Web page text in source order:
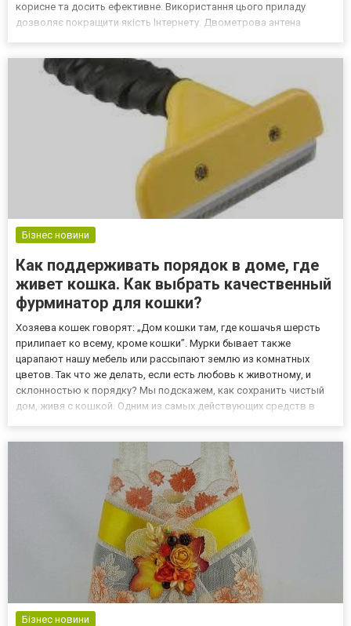
корисне та досить ефективне. Використання цього приладу
дозволяє покращити якість Інтернету. Двометрова антена
Бізнес новини
Как поддерживать порядок в доме, где
живет кошка. Как выбрать качественный
фурминатор для кошки?
Хозяева кошек говорят: „Дом кошки там, где кошачья шерсть
прилипает ко всему, кроме кошки”. Мурки бывает также
царапают нашу мебель или рассыпают землю из комнатных
цветов. Так что же делать, если есть любовь к животному, и
склонностью к порядку? Мы подскажем, как сохранить чистый
дом, живя с кошкой. Одним из самых действующих средств в
Бізнес новини